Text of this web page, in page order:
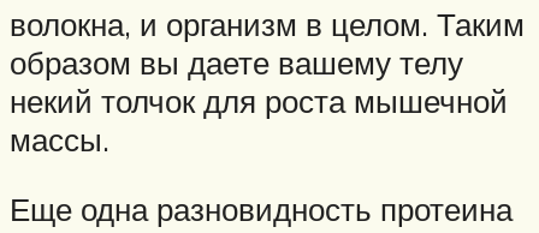
волокна, и организм в целом. Таким
образом вы даете вашему телу
некий толчок для роста мышечной
массы.
Еще одна разновидность протеина